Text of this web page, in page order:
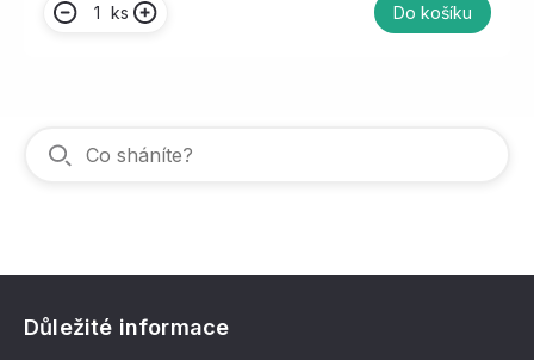
ks Do košíku
Důležité informace